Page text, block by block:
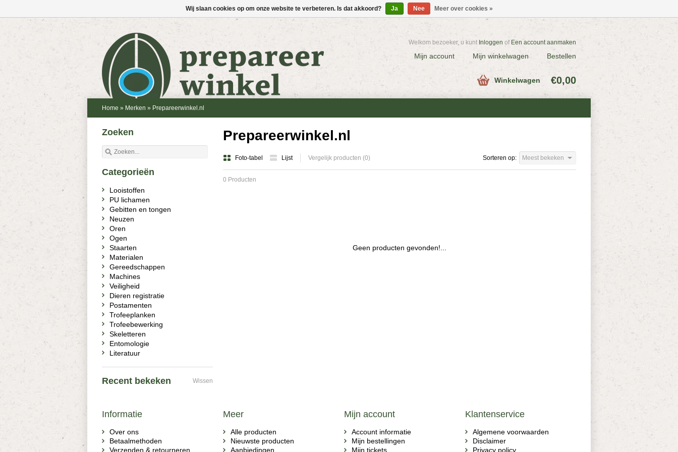
Welkom bezoeker, u kunt Inloggen of Een account aanmaken
Mijn account Mijn winkelwagen Bestellen
Winkelwagen €0,00
Home » Merken » Prepareerwinkel.nl
Prepareerwinkel.nl
Foto-tabel Lijst Vergelijk producten (0) Sorteren op: Meest bekeken
0 Producten
Geen producten gevonden!...
Zoeken
Categorieën
Looistoffen
PU lichamen
Gebitten en tongen
Neuzen
Oren
Ogen
Staarten
Materialen
Gereedschappen
Machines
Veiligheid
Dieren registratie
Postamenten
Trofeeplanken
Trofeebewerking
Skeletteren
Entomologie
Literatuur
Recent bekeken Wissen
Informatie
Over ons
Betaalmethoden
Verzenden & retourneren
Meer
Alle producten
Nieuwste producten
Aanbiedingen
Mijn account
Account informatie
Mijn bestellingen
Mijn tickets
Klantenservice
Algemene voorwaarden
Disclaimer
Privacy policy
Wij slaan cookies op om onze website te verbeteren. Is dat akkoord? Ja Nee Meer over cookies »